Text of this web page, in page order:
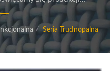
Tkanin
| HL
tkanin oraz
/ Seria Trudnopalna